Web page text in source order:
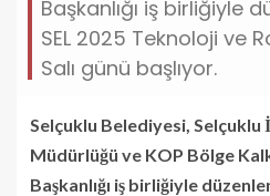
Başkanlığı iş birliğiyle
SEL 2025 Teknoloji ve
Salı günü başlıyor.
Selçuklu Belediyesi, Selçuklu
Müdürlüğü ve KOP Bölge
Başkanlığı iş birliğiyle